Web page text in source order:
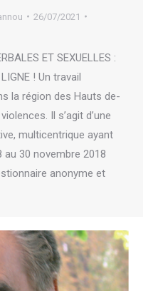
26/07/2021
ET SEXUELLES :
! Un travail
la région des Hauts de-
Il s’agit d’une
multicentrique ayant
au 30 novembre 2018
anonyme et